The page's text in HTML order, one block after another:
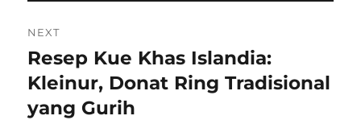
NEXT
Next
post:
Resep Kue Khas Islandia:
Kleinur, Donat Ring Tradisional
yang Gurih